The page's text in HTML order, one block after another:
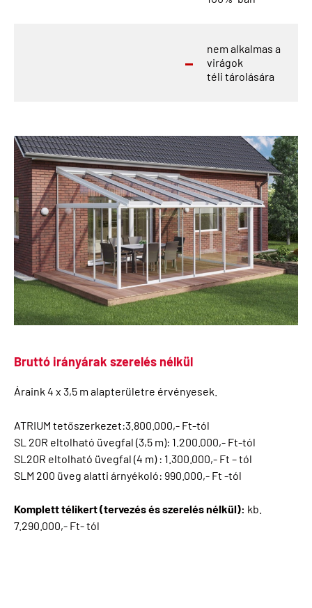
nem alkalmas a
virágok
téli tárolására
Bruttó irányárak szerelés nélkül
Áraink 4 x 3,5 m alapterületre érvényesek.
ATRIUM tetőszerkezet:3.800.000,- Ft-tól
SL 20R eltolható üvegfal (3,5 m): 1.200.000,- Ft-tól
SL20R eltolható üvegfal (4 m) : 1.300.000,- Ft – tól
SLM 200 üveg alatti árnyékoló: 990.000,- Ft -tól
Komplett télikert (tervezés és szerelés nélkül): kb.
7.290.000,- Ft- tól